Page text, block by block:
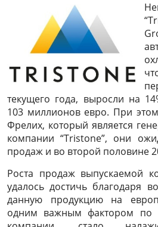
текущего года, выросли на
103 миллионов евро. При
Фрелих, который является
компании “Tristone”, они
продаж и во второй половине
Роста продаж выпускаемой
удалось достичь благодаря
данную продукцию на
одним важным фактором по